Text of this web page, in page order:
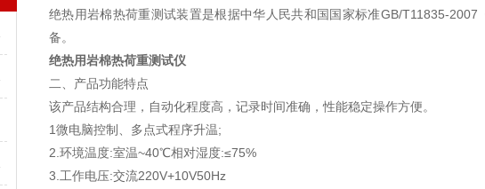
绝热用岩棉热荷重测试装置是根据中华人民共和国国家标准GB/T11835-
备。
绝热用岩棉热荷重测试仪
二、产品功能特点
该产品结构合理，自动化程度高，记录时间准确，性能稳定操作方便。
1微电脑控制、多点式程序升温;
2.环境温度:室温~40℃相对湿度:≤75%
3.工作电压:交流220V+10V50Hz